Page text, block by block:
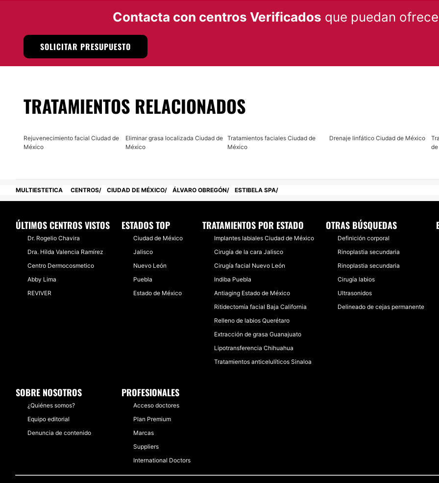
experiencia y conocimientos adecuados para ejercer una labor confiable y de
Localización
Posibilidad de videoconsulta:
Financiación o facilidades de pago:
Contacta con centros Verificados que puedan
SOLICITAR PRESUPUESTO
TRATAMIENTOS RELACIONADOS
Rejuvenecimiento facial Ciudad de
México
Eliminar grasa localizada Ciudad de
México
Tratamientos faciales Ciudad de
México
Drenaje linfático Ciudad de México
MULTIESTETICA CENTROS CIUDAD DE MÉXICO ÁLVARO OBREGÓN ESTIBELA SPA
ÚLTIMOS CENTROS VISTOS
Dr. Rogelio Chavira
Dra. Hilda Valencia Ramírez
Centro Dermocosmetico
Abby Lima
REVIVER
ESTADOS TOP
Ciudad de México
Jalisco
Nuevo León
Puebla
Estado de México
TRATAMIENTOS POR ESTADO
Implantes labiales Ciudad de México
Cirugía de la cara Jalisco
Cirugía facial Nuevo León
Indiba Puebla
Antiaging Estado de México
Ritidectomía facial Baja California
Relleno de labios Querétaro
Extracción de grasa Guanajuato
Lipotransferencia Chihuahua
Tratamientos anticelulíticos Sinaloa
OTRAS BÚSQUEDAS
Definición corporal
Rinoplastia secundaria
Rinoplastia secundaria
Cirugía labios
Ultrasonidos
Delineado de cejas permanente
SOBRE NOSOTROS
¿Quiénes somos?
Equipo editorial
Denuncia de contenido
PROFESIONALES
Acceso doctores
Plan Premium
Marcas
Suppliers
International Doctors